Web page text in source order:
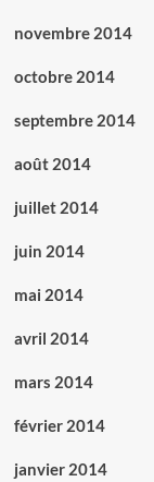
novembre 2014
octobre 2014
septembre 2014
août 2014
juillet 2014
juin 2014
mai 2014
avril 2014
mars 2014
février 2014
janvier 2014